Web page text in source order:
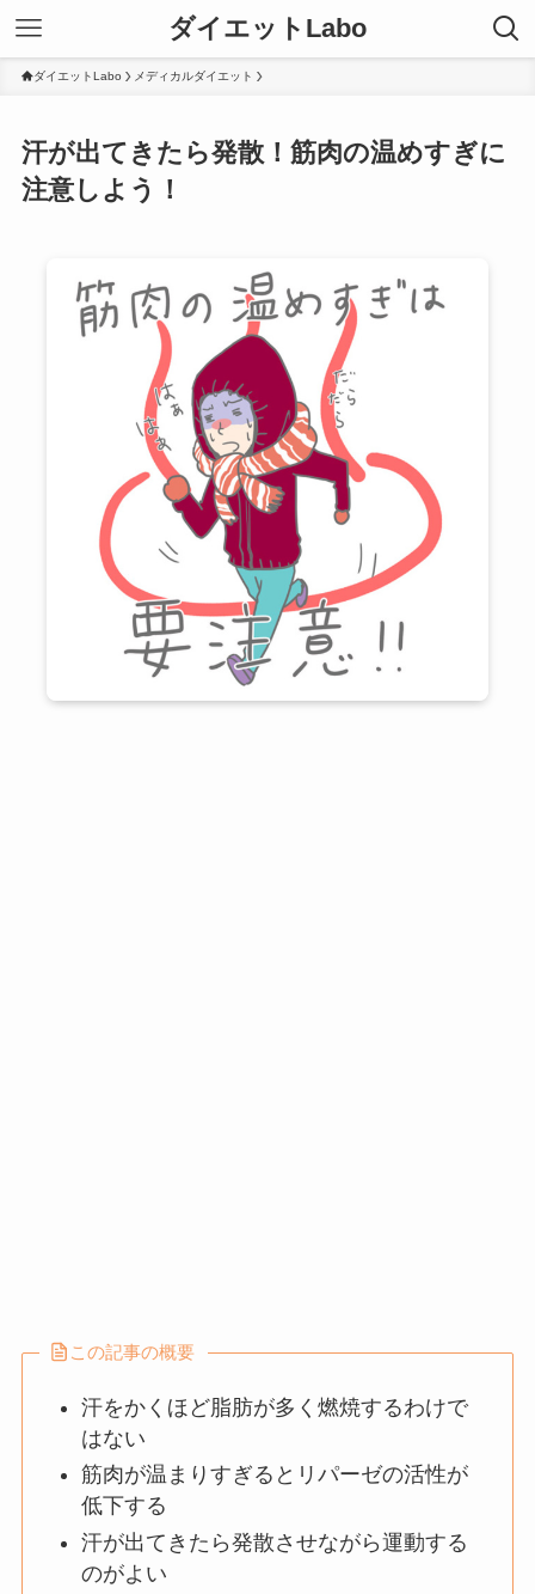
ダイエットLabo
ダイエットLabo メディカルダイエット
汗が出てきたら発散！筋肉の温めすぎに
注意しよう！
この記事の概要
汗をかくほど脂肪が多く燃焼するわけで
はない
筋肉が温まりすぎるとリパーゼの活性が
低下する
汗が出てきたら発散させながら運動する
のがよい